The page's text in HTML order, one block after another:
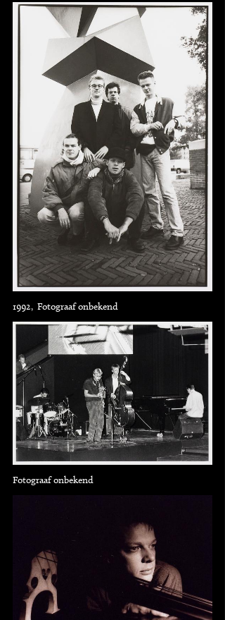
1992, Fotograaf onbekend
Fotograaf onbekend